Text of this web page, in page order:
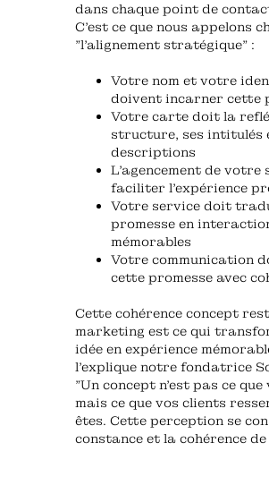
dans chaque point de
C'est ce que nous appelons
"l'alignement stratégique" :
Votre nom et votre
doivent incarner cette
Votre carte doit la
structure, ses intitulés
descriptions
L'agencement de votre
faciliter l'expérience
Votre service doit
promesse en
mémorables
Votre communication
cette promesse avec
Cette cohérence concept
marketing est ce qui
idée en expérience
l'explique notre fondatrice
"Un concept n'est pas ce
mais ce que vos clients
êtes. Cette perception se
constance et la cohérence